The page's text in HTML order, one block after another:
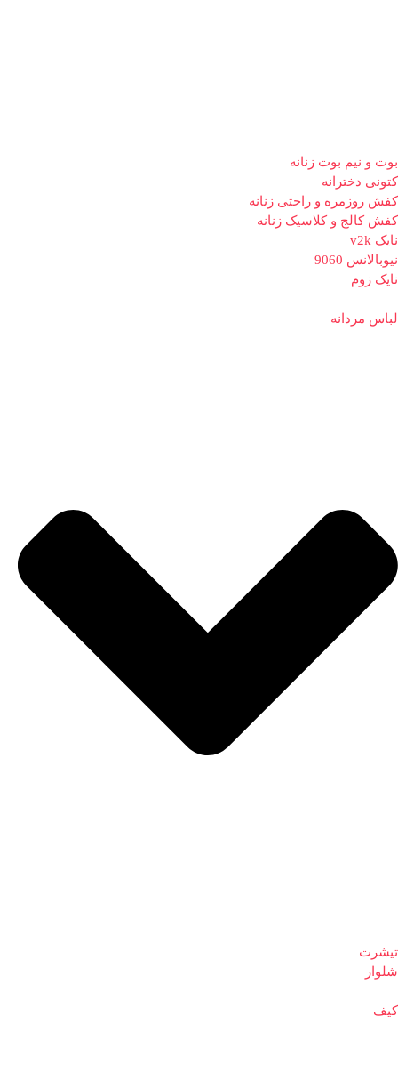
بوت و نیم بوت زنانه
کتونی دخترانه
کفش روزمره و راحتی زنانه
کفش کالج و کلاسیک زنانه
نایک v2k
نیوبالانس 9060
نایک زوم
لباس مردانه
تیشرت
شلوار
کیف